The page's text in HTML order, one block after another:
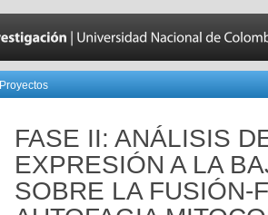
Proyectos
FASE II: ANÁLISIS
EXPRESIÓN A LA
SOBRE LA FUSIÓN-